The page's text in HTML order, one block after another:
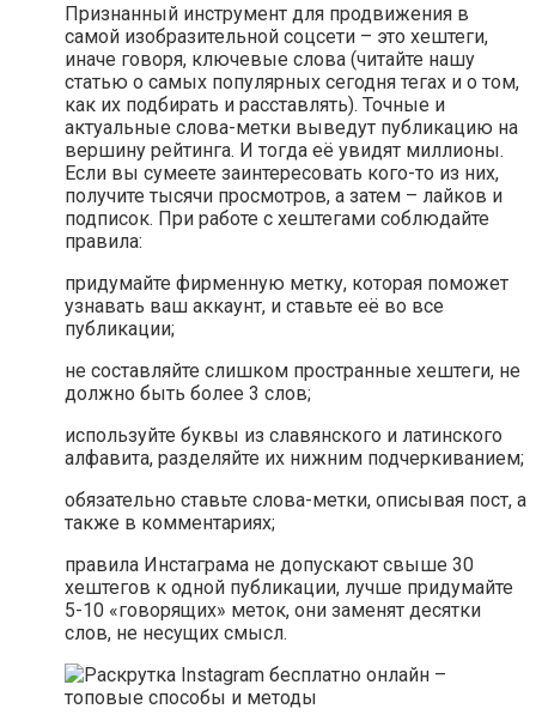
Признанный инструмент для продвижения в
самой изобразительной соцсети – это хештеги,
иначе говоря, ключевые слова (читайте нашу
статью о самых популярных сегодня тегах и о том,
как их подбирать и расставлять). Точные и
актуальные слова-метки выведут публикацию на
вершину рейтинга. И тогда её увидят миллионы.
Если вы сумеете заинтересовать кого-то из них,
получите тысячи просмотров, а затем – лайков и
подписок. При работе с хештегами соблюдайте
правила:
придумайте фирменную метку, которая поможет
узнавать ваш аккаунт, и ставьте её во все
публикации;
не составляйте слишком пространные хештеги, не
должно быть более 3 слов;
используйте буквы из славянского и латинского
алфавита, разделяйте их нижним подчеркиванием;
обязательно ставьте слова-метки, описывая пост, а
также в комментариях;
правила Инстаграма не допускают свыше 30
хештегов к одной публикации, лучше придумайте
5-10 «говорящих» меток, они заменят десятки
слов, не несущих смысл.